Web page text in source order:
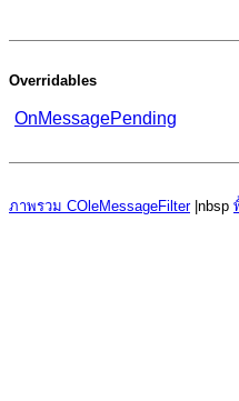
Overridables
OnMessagePending
ภาพรวม COleMessageFilter|nbsp